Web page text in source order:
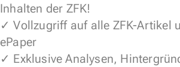
Inhalten der ZFK!
✓ Vollzugriff auf alle ZFK-Artikel
ePaper
✓ Exklusive Analysen,